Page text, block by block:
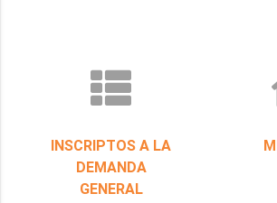
INSCRIPTOS A LA
DEMANDA
GENERAL